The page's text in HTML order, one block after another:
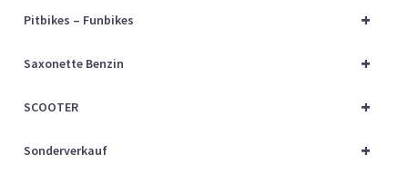
+
Pitbikes – Funbikes
+
Saxonette Benzin
+
SCOOTER
+
Sonderverkauf